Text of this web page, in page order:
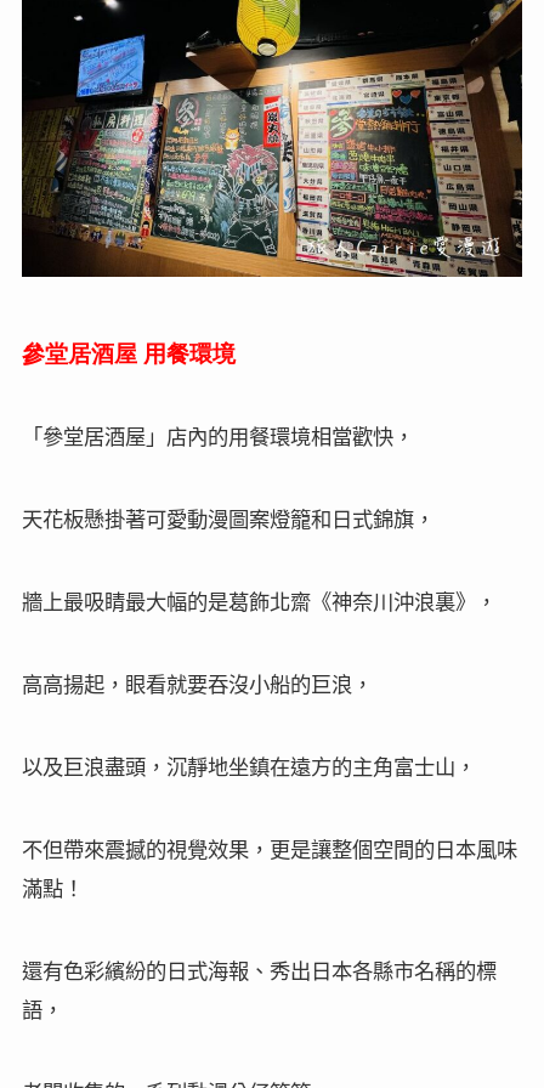
參堂居酒屋 用餐環境
「參堂居酒屋」店內的用餐環境相當歡快，
天花板懸掛著可愛動漫圖案燈籠和日式錦旗，
牆上最吸睛最大幅的是葛飾北齋《神奈川沖浪裏》，
高高揚起，眼看就要吞沒小船的巨浪，
以及巨浪盡頭，沉靜地坐鎮在遠方的主角富士山，
不但帶來震撼的視覺效果，更是讓整個空間的日本風味
滿點！
還有色彩繽紛的日式海報、秀出日本各縣市名稱的標
語，